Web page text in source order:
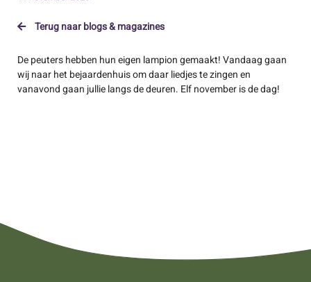
Terug naar blogs & magazines
De peuters hebben hun eigen lampion gemaakt! Vandaag gaan
wij naar het bejaardenhuis om daar liedjes te zingen en
vanavond gaan jullie langs de deuren. Elf november is de dag!